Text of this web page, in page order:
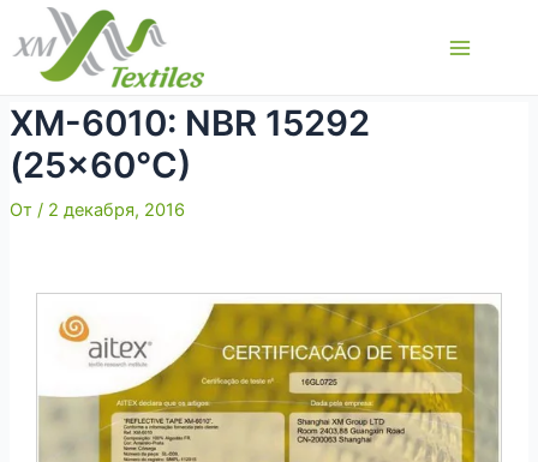
Перейти
содержимому
XM-6010: NBR 15292
(25×60°C)
От / 2 декабря, 2016